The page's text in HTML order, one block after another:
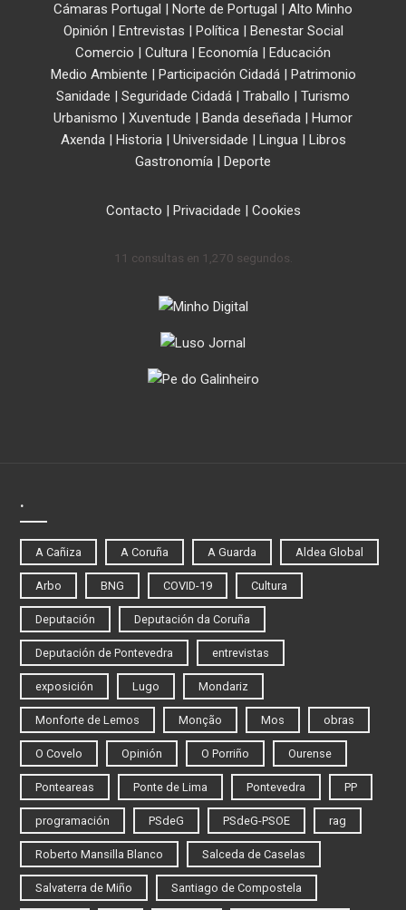
Cámaras Portugal | Norte de Portugal | Alto Minho
Opinión | Entrevistas | Política| Benestar Social
Comercio | Cultura | Economía | Educación
Medio Ambiente | Participación Cidadá| Patrimonio
Sanidade | Seguridade Cidadá | Traballo | Turismo
Urbanismo | Xuventude | Banda deseñada | Humor
Axenda| Historia| Universidade | Lingua| Libros
Gastronomía | Deporte
Contacto | Privacidade | Cookies
11 consultas en 1,270 segundos.
.
A Cañiza A Coruña A Guarda Aldea Global
Arbo BNG COVID-19 Cultura
Deputación Deputación da Coruña
Deputación de Pontevedra entrevistas
exposición Lugo Mondariz
Monforte de Lemos Monção Mos obras
O Covelo Opinión O Porriño Ourense
Ponteareas Ponte de Lima Pontevedra PP
programación PSdeG PSdeG-PSOE rag
Roberto Mansilla Blanco Salceda de Caselas
Salvaterra de Miño Santiago de Compostela